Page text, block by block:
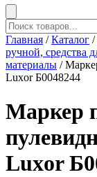
Главная /Каталог /
ручной, средства
материалы /
Luxor Б0048244
Маркер
Luxor